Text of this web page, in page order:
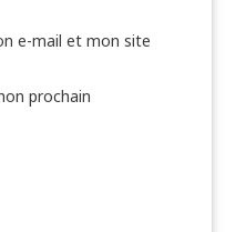
e-mail et mon site
prochain